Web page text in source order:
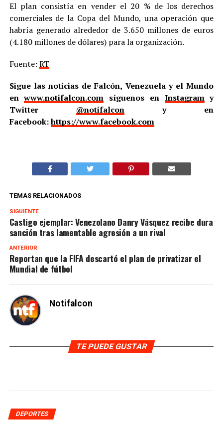
El plan consistía en vender el 20 % de los derechos
comerciales de la Copa del Mundo, una operación que
habría generado alrededor de 3.650 millones de euros
(4.180 millones de dólares) para la organización.
Fuente: RT
Sigue las noticias de Falcón, Venezuela y el Mundo
enwww.notifalcon.com síguenos en Instagramy
Twitter @notifalcony en
Facebook:https://www.facebook.com
TEMAS RELACIONADOS
SIGUIENTE
Castigo ejemplar: Venezolano Danry Vásquez recibe dura
sanción tras lamentable agresión a un rival
ANTERIOR
Reportan que la FIFA descartó el plan de privatizar el
Mundial de fútbol
Notifalcon
TE PUEDE GUSTAR
DEPORTES